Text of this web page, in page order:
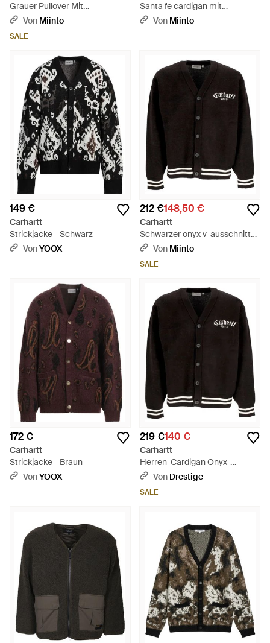
Grauer Pullover Mit
Schwarzkragen - Schwarz
Von Miinto
SALE
Santa fe cardigan mit
metallknöpfen - Schwarz
Von Miinto
149 €
Carhartt
Strickjacke - Schwarz
VonYOOX
212 €148,50 €
Carhartt
Schwarzer onyx v-ausschnitt
cardigan pullover - Schwarz
Von Miinto
SALE
172 €
Carhartt
Strickjacke - Braun
VonYOOX
219 €140 €
Carhartt
Herren-Cardigan Onyx-
Cardigan Schwarz/Wachs -
Von Drestige
SALE